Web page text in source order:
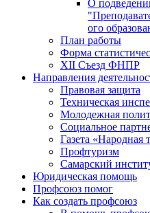
О
ого
План работы
Форма
XII Съезд ФНПР
Направления
Правовая защита
Техническая
Молодежная
Социальное
Газета «Народная
Профтуризм
Самарский
Юридическая помощь
Профсоюз помог
Как создать профсоюз